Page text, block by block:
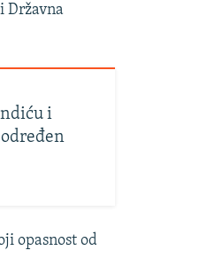
Državna
i
opasnost od